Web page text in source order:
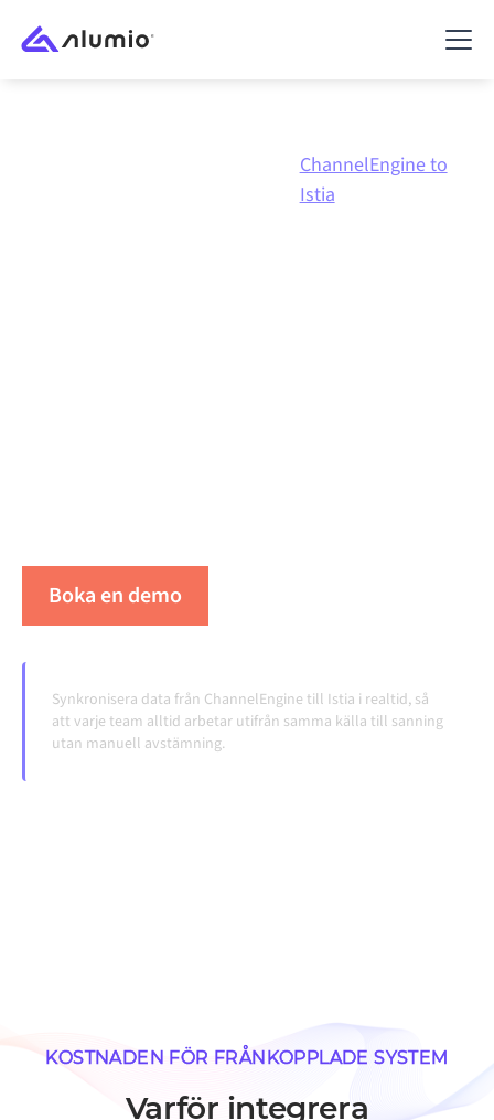
ChannelEngine to
Istia
Boka en demo
Synkronisera data från ChannelEngine till Istia i realtid, så
att varje team alltid arbetar utifrån samma källa till sanning
utan manuell avstämning.
KOSTNADEN FÖR FRÅNKOPPLADE SYSTEM
Varför integrera